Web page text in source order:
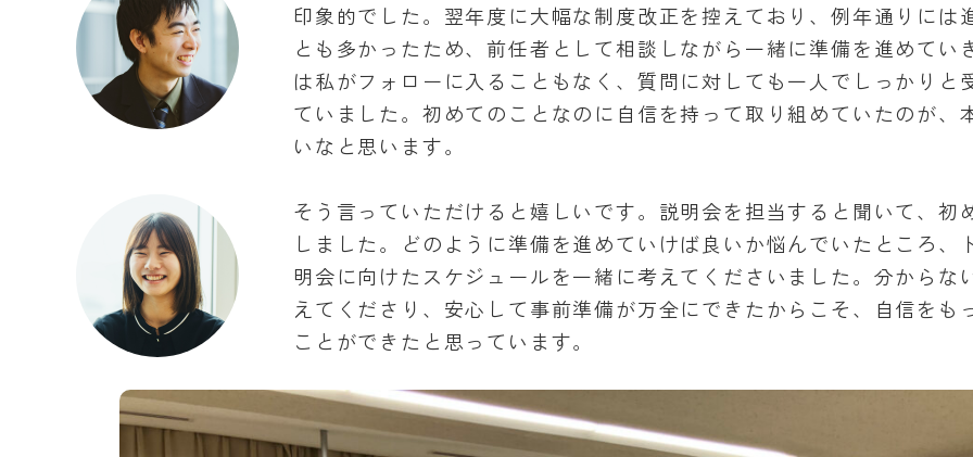
印象的でした。翌年度に大幅な制度改正を控えており、例年通りには
とも多かったため、前任者として相談しながら一緒に準備を進めてい
は私がフォローに入ることもなく、質問に対しても一人でしっかりと
ていました。初めてのことなのに自信を持って取り組めていたのが、
いなと思います。
そう言っていただけると嬉しいです。説明会を担当すると聞いて、初
しました。どのように準備を進めていけば良いか悩んでいたところ、
明会に向けたスケジュールを一緒に考えてくださいました。分からな
えてくださり、安心して事前準備が万全にできたからこそ、自信をも
ことができたと思っています。